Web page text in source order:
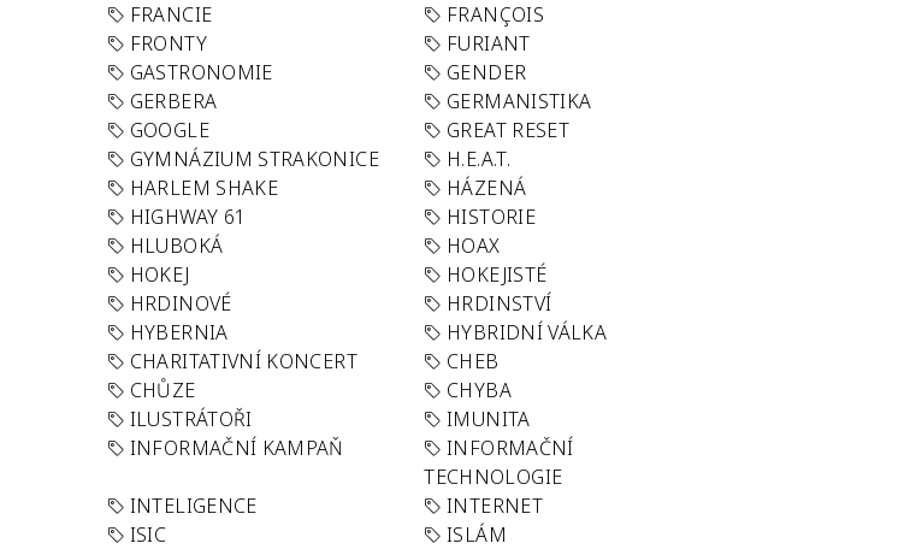
FRANCIE
FRANÇOIS
FRONTY
FURIANT
GASTRONOMIE
GENDER
GERBERA
GERMANISTIKA
GOOGLE
GREAT RESET
GYMNÁZIUM STRAKONICE
H.E.A.T.
HARLEM SHAKE
HÁZENÁ
HIGHWAY 61
HISTORIE
HLUBOKÁ
HOAX
HOKEJ
HOKEJISTÉ
HRDINOVÉ
HRDINSTVÍ
HYBERNIA
HYBRIDNÍ VÁLKA
CHARITATIVNÍ KONCERT
CHEB
CHŮZE
CHYBA
ILUSTRÁTOŘI
IMUNITA
INFORMAČNÍ KAMPAŇ
INFORMAČNÍ
TECHNOLOGIE
INTELIGENCE
INTERNET
ISIC
ISLÁM